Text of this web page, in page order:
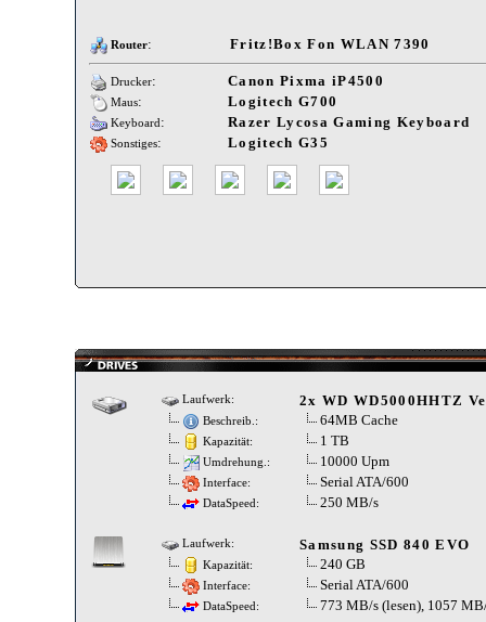
Router: Fritz!Box Fon WLAN 7390
Drucker: Canon Pixma iP4500
Maus: Logitech G700
Keyboard: Razer Lycosa Gaming Keyboard
Sonstiges: Logitech G35
Laufwerk: 2x WD WD5000HHTZ
Beschreib.: 64MB Cache
Kapazität: 1 TB
Umdrehung.: 10000 Upm
Interface: Serial ATA/600
DataSpeed: 250 MB/s
Laufwerk: Samsung SSD 840 EVO
Kapazität: 240 GB
Interface: Serial ATA/600
DataSpeed: 773 MB/s (lesen), 1057